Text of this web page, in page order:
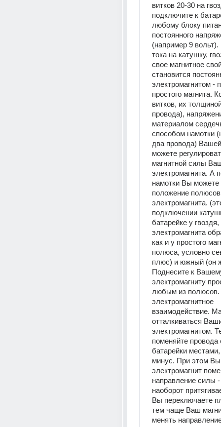
витков 20-30 на
подключите к
любому блоку
постоянного
(например 9
тока на катушку,
свое магнитное
становится
электромагнитом -
простого магнита.
витков, их
провода),
материалом
способом намотки
два провода)
можете
магнитной силы
электромагнита. А
намотки Вы можете
положение
электромагнита.
подключении
батарейке у
электромагнита
как и у простого
полюса, условно
плюс) и южный (он
Поднесите к
электромагниту
любым из полюсов.
электромагнитное
взаимодействие.
отталкиваться
электромагнитом.
поменяйте
батарейки
минус. При этом Вы
электромагнит
направление силы
наоборот
Вы переключаете
тем чаще Ваш
менять